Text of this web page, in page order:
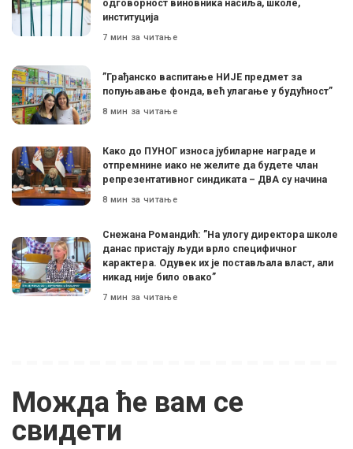
одговорност виновника насиља, школе,
институција
7 мин за читање
”Грађанско васпитање НИЈЕ предмет за
попуњавање фонда, већ улагање у будућност”
8 мин за читање
Како до ПУНОГ износа јубиларне награде и
отпремнине иако не желите да будете члан
репрезентативног синдиката – ДВА су начина
8 мин за читање
Снежана Романдић: ”На улогу директора школе
данас пристају људи врло специфичног
карактера. Одувек их је постављала власт, али
никад није било овако”
7 мин за читање
Можда ће вам се
свидети